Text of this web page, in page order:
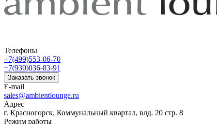
Телефоны
+7(499)553-06-70
+7(930)036-83-91
Заказать звонок
E-mail
sales@ambientlounge.ru
Адрес
г. Красногорск, Коммунальный квартал, влд. 20 стр. 8
Режим работы